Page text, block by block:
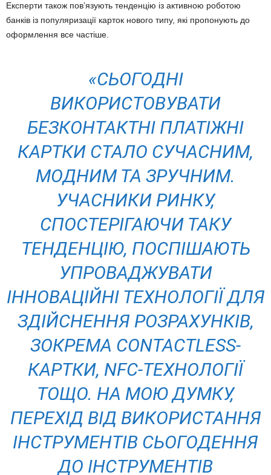
Експерти також пов’язують тенденцію із активною роботою
банків із популяризації карток нового типу, які пропонують до
оформлення все частіше.
«СЬОГОДНІ
ВИКОРИСТОВУВАТИ
БЕЗКОНТАКТНІ ПЛАТІЖНІ
КАРТКИ СТАЛО СУЧАСНИМ,
МОДНИМ ТА ЗРУЧНИМ.
УЧАСНИКИ РИНКУ,
СПОСТЕРІГАЮЧИ ТАКУ
ТЕНДЕНЦІЮ, ПОСПІШАЮТЬ
УПРОВАДЖУВАТИ
ІННОВАЦІЙНІ ТЕХНОЛОГІЇ ДЛЯ
ЗДІЙСНЕННЯ РОЗРАХУНКІВ,
ЗОКРЕМА CONTACTLESS-
КАРТКИ, NFC-ТЕХНОЛОГІЇ
ТОЩО. НА МОЮ ДУМКУ,
ПЕРЕХІД ВІД ВИКОРИСТАННЯ
ІНСТРУМЕНТІВ СЬОГОДЕННЯ
ДО ІНСТРУМЕНТІВ